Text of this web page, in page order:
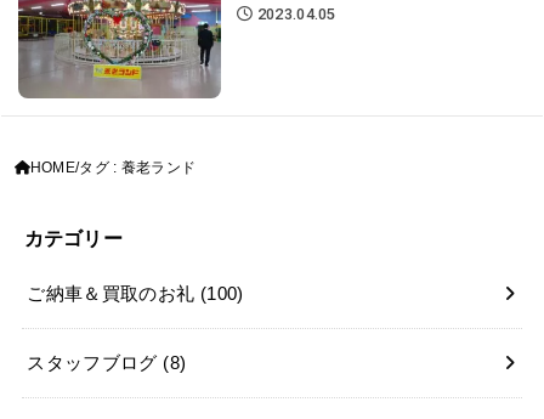
2023.04.05
HOME タグ : 養老ランド
カテゴリー
ご納車＆買取のお礼 (100)
スタッフブログ (8)